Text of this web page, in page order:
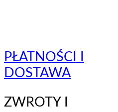
PŁATNOŚCI I
DOSTAWA
ZWROTY I